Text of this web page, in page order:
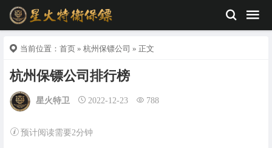
当前位置： 首页 » 杭州保镖公司 » 正文
杭州保镖公司排行榜
星火特卫 2022-12-23 788
预计阅读需要2分钟